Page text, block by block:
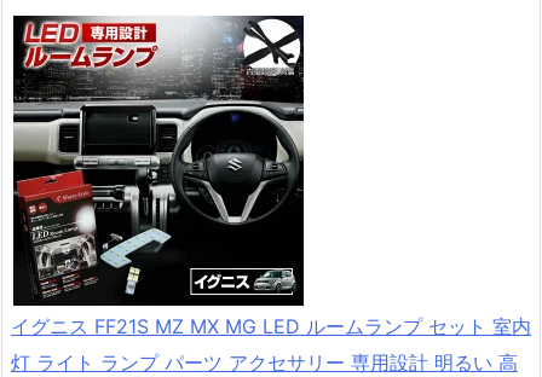
イグニス FF21S MZ MX MG LED ルームランプ セット 室内
灯 ライト ランプ パーツ アクセサリー 専用設計 明るい 高